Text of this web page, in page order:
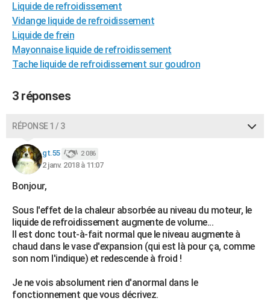
S'inscrire
Se connecter
Lycées
Collèges
Primaires
Universités
Entreprises
Service militaire
Avis de recherche
AVIS DE DÉCÈS
FORUM
Bricolage
Lifestyle
Culture
Sport
Auto
Television
Voyage
Cinema
Liquide de refroidissement
Vidange liquide de refroidissement
Liquide de frein
Mayonnaise liquide de refroidissement
Tache liquide de refroidissement sur goudron
3 réponses
RÉPONSE 1 / 3
gt.55 2 086
2 janv. 2018 à 11:07
Bonjour,
Sous l'effet de la chaleur absorbée au niveau du moteur, le
liquide de refroidissement augmente de volume...
Il est donc tout-à-fait normal que le niveau augmente à
chaud dans le vase d'expansion (qui est là pour ça, comme
son nom l'indique) et redescende à froid !
Je ne vois absolument rien d'anormal dans le
fonctionnement que vous décrivez.